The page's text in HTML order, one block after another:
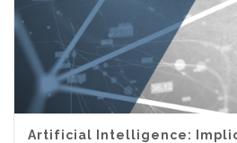
Artificial Intelligence: